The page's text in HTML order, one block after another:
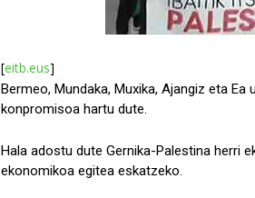
[eitb.eus]
Bermeo, Mundaka, Muxika, Ajangiz eta
konpromisoa hartu dute.
Hala adostu dute Gernika-Palestina herri
ekonomikoa egitea eskatzeko.